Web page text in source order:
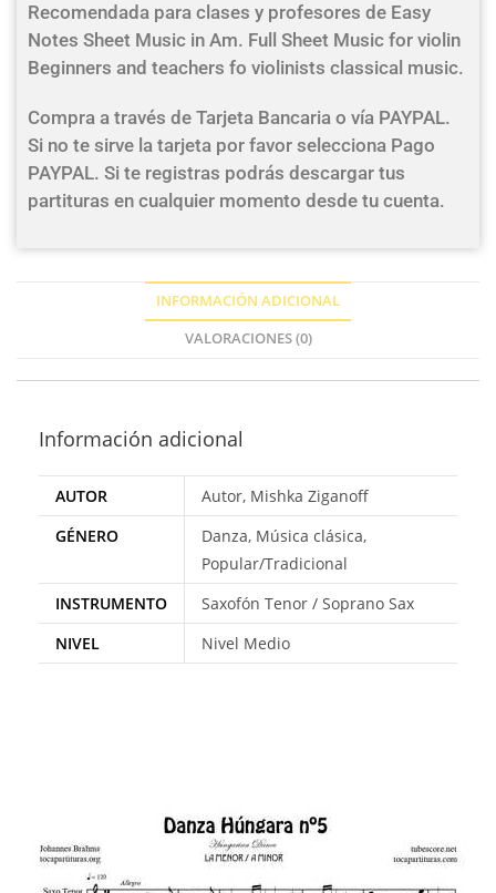
Recomendada para clases y profesores de Easy
Notes Sheet Music in Am. Full Sheet Music for violin
Beginners and teachers fo violinists classical music.
Compra a través de Tarjeta Bancaria o vía PAYPAL.
Si no te sirve la tarjeta por favor selecciona Pago
PAYPAL. Si te registras podrás descargar tus
partituras en cualquier momento desde tu cuenta.
INFORMACIÓN ADICIONAL
VALORACIONES (0)
Información adicional
AUTOR
Autor, Mishka Ziganoff
GÉNERO
Danza, Música clásica,
Popular/Tradicional
INSTRUMENTO
Saxofón Tenor / Soprano Sax
NIVEL
Nivel Medio